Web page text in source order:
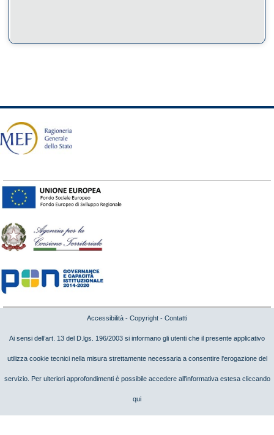
Accessibilità - Copyright - Contatti
Ai sensi dell’art. 13 del D.lgs. 196/2003 si informano gli utenti che il presente applicativo
utilizza cookie tecnici nella misura strettamente necessaria a consentire l'erogazione del
servizio. Per ulteriori approfondimenti è possibile accedere all'informativa estesa cliccando
qui